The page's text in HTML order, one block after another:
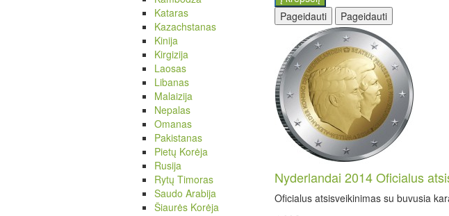
Kataras
Kazachstanas
Kinija
Kirgizija
Laosas
Libanas
Malaizija
Nepalas
Omanas
Pakistanas
Pietų Korėja
Rusija
Rytų Timoras
Saudo Arabija
Šiaurės Korėja
Pageidauti
Pageidauti
Nyderlandai 2014 Oficialus
Oficialus atsisveikinimas su buvusia